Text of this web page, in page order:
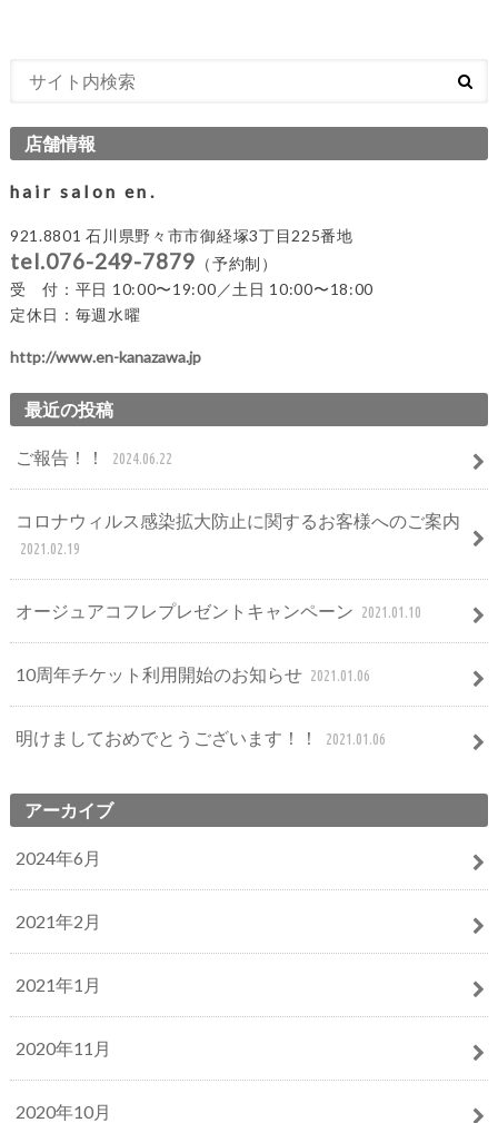
店舗情報
hair salon en.
921.8801 石川県野々市市御経塚3丁目225番地
tel.076-249-7879 （予約制）
受 付：平日 10:00〜19:00／土日 10:00〜18:00
定休日：毎週水曜
http://www.en-kanazawa.jp
最近の投稿
ご報告！！ 2024.06.22
コロナウィルス感染拡大防止に関するお客様へのご案内
2021.02.19
オージュアコフレプレゼントキャンペーン 2021.01.10
10周年チケット利用開始のお知らせ 2021.01.06
明けましておめでとうございます！！ 2021.01.06
アーカイブ
2024年6月
2021年2月
2021年1月
2020年11月
2020年10月